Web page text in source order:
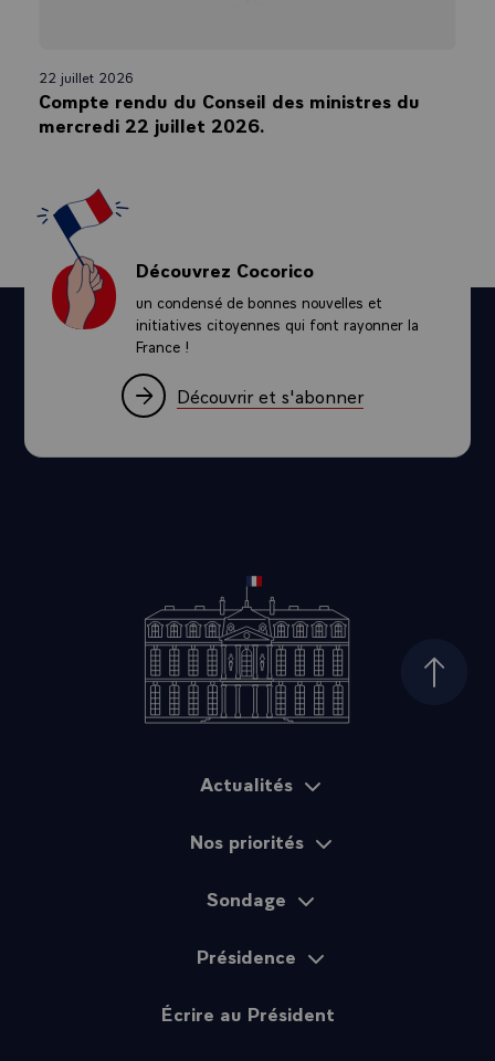
22 juillet 2026
Compte rendu du Conseil des ministres du
mercredi 22 juillet 2026.
Découvrez Cocorico
un condensé de bonnes nouvelles et
initiatives citoyennes qui font rayonner la
France !
Découvrir et s'abonner
Haut
Actualités
Nos priorités
Sondage
Présidence
Écrire au Président